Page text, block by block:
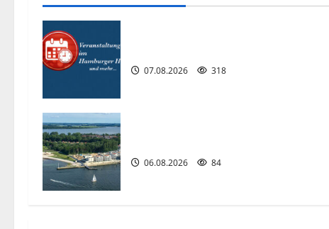
a
g
s
n
a
v
i
07.08.2026 318
06.08.2026 84